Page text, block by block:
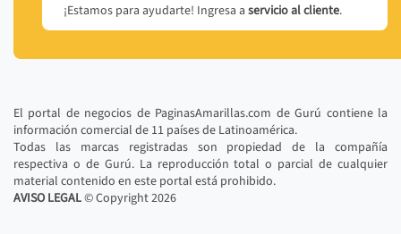
¡Estamos para ayudarte! Ingresa a servicio al cliente.
El portal de negocios de PaginasAmarillas.com de Gurú contiene la
información comercial de 11 países de Latinoamérica.
Todas las marcas registradas son propiedad de la compañía
respectiva o de Gurú. La reproducción total o parcial de cualquier
material contenido en este portal está prohibido.
AVISO LEGAL© Copyright2026